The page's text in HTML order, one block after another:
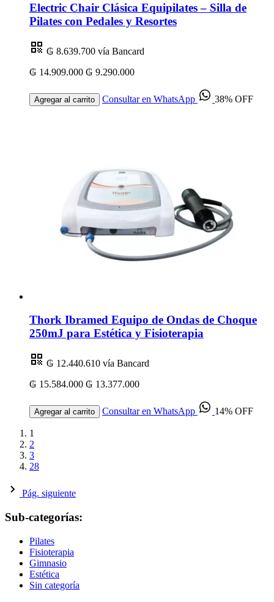
Electric Chair Clásica Equipilates – Silla de
Pilates con Pedales y Resortes
₲ 8.639.700 vía Bancard
₲ 14.909.000 ₲ 9.290.000
Agregar al carrito Consultar en WhatsApp 38% OFF
Thork Ibramed Equipo de Ondas de Choque
250mJ para Estética y Fisioterapia
₲ 12.440.610 vía Bancard
₲ 15.584.000 ₲ 13.377.000
Agregar al carrito Consultar en WhatsApp 14% OFF
1
2
3
28
Pág. siguiente
Sub-categorías:
Pilates
Fisioterapia
Gimnasio
Estética
Sin categoría